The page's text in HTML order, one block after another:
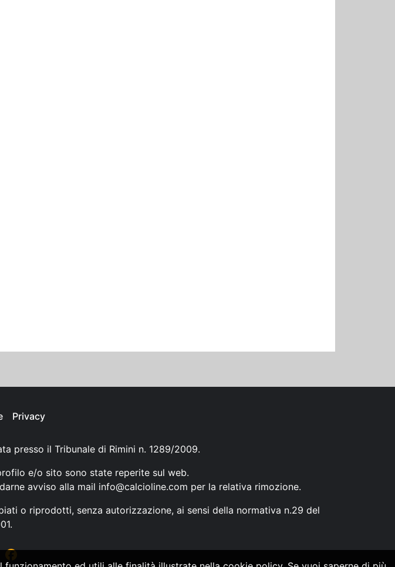
Privacy
presso il Tribunale di Rimini n. 1289/2009.
e/o sito sono state reperite sul web.
avviso alla mail info@calcioline.com per la relativa rimozione.
o riprodotti, senza autorizzazione, ai sensi della normativa n.29 del